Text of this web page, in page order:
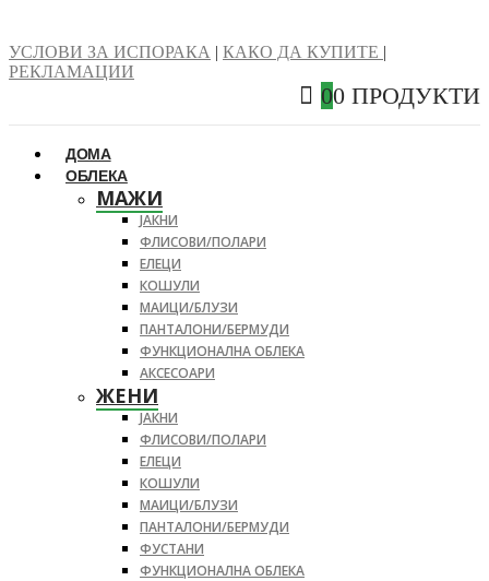
УСЛОВИ ЗА ИСПОРАКА | КАКО ДА КУПИТЕ |
РЕКЛАМАЦИИ
00 ПРОДУКТИ
ДОМА
ОБЛЕКА
МАЖИ
ЈАКНИ
ФЛИСОВИ/ПОЛАРИ
ЕЛЕЦИ
КОШУЛИ
МАИЦИ/БЛУЗИ
ПАНТАЛОНИ/БЕРМУДИ
ФУНКЦИОНАЛНА ОБЛЕКА
АКСЕСОАРИ
ЖЕНИ
ЈАКНИ
ФЛИСОВИ/ПОЛАРИ
ЕЛЕЦИ
КОШУЛИ
МАИЦИ/БЛУЗИ
ПАНТАЛОНИ/БЕРМУДИ
ФУСТАНИ
ФУНКЦИОНАЛНА ОБЛЕКА